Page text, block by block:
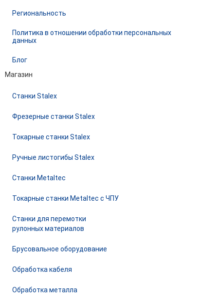
Региональность
Политика в отношении обработки персональных
данных
Блог
Магазин
Станки Stalex
Фрезерные станки Stalex
Токарные станки Stalex
Ручные листогибы Stalex
Станки Metaltec
Токарные станки Metaltec с ЧПУ
Станки для перемотки
рулонных материалов
Брусовальное оборудование
Обработка кабеля
Обработка металла